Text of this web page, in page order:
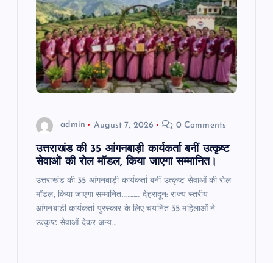
admin August 7, 2026 0 Comments
उत्तराखंड की 35 आंगनबाड़ी कार्यकर्ता बनीं उत्कृष्ट
सेवाओं की रोल मॉडल, किया जाएगा सम्मानित।
उत्तराखंड की 35 आंगनबाड़ी कार्यकर्ता बनीं उत्कृष्ट सेवाओं की रोल
मॉडल, किया जाएगा सम्मानित…………. देहरादून: राज्य स्तरीय
आंगनबाड़ी कार्यकर्ता पुरस्कार के लिए चयनित 35 महिलाओं ने
उत्कृष्ट सेवाओं देकर अन्य…